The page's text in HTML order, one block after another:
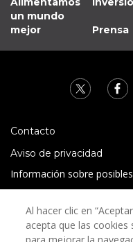
un mundo
mejor
Prensa
Contacto
Aviso de privacidad
Información sobre
Términos y condiciones
Al hacer clic en
acepta que las cookies